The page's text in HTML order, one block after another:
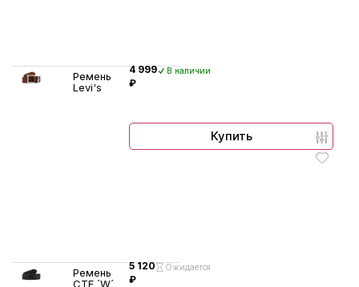
Ремень
Levi's
4 999
₽
В наличии
Купить
Ремень
CTF ´W´
5 120
₽
Ожидается